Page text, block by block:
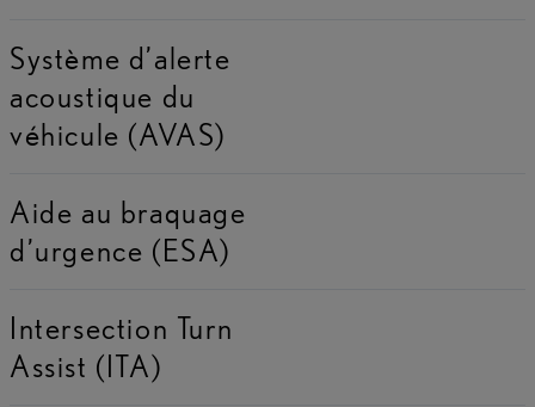
Système d’alerte
acoustique du
véhicule (AVAS)
Aide au braquage
d’urgence (ESA)
Intersection Turn
Assist (ITA)